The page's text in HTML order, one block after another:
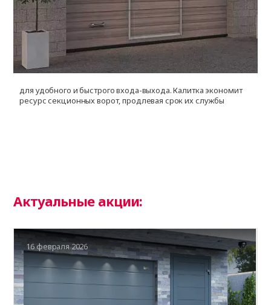
для удобного и быстрого входа-выхода. Калитка экономит
ресурс секционных ворот, продлевая срок их службы
Актуальные акции:
16 февраля 2026